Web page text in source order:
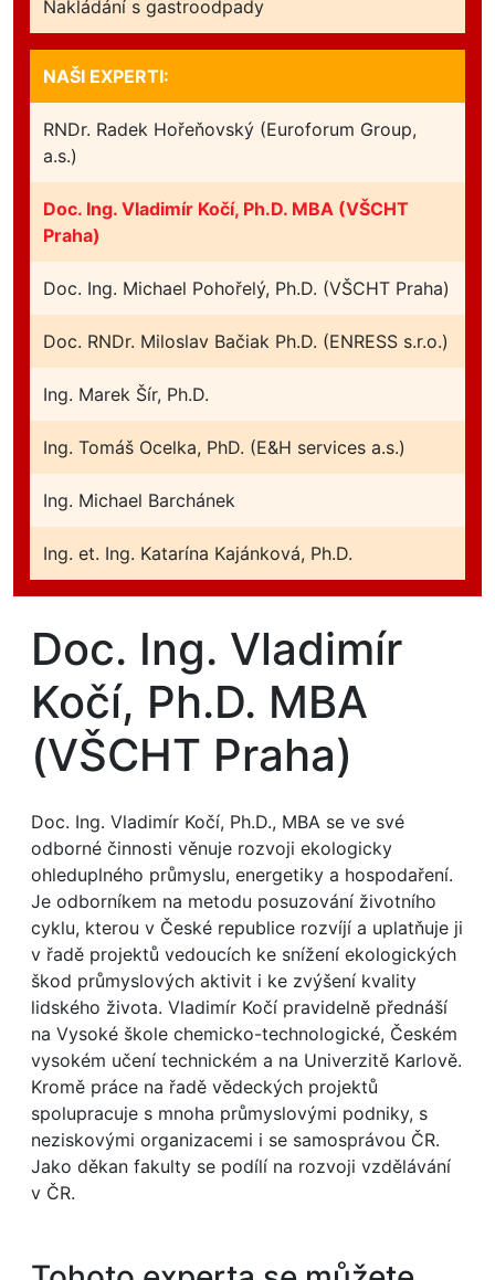
Nakládání s gastroodpady
NAŠI EXPERTI:
RNDr. Radek Hořeňovský (Euroforum Group,
a.s.)
Doc. Ing. Vladimír Kočí, Ph.D. MBA (VŠCHT
Praha)
Doc. Ing. Michael Pohořelý, Ph.D. (VŠCHT Praha)
Doc. RNDr. Miloslav Bačiak Ph.D. (ENRESS s.r.o.)
Ing. Marek Šír, Ph.D.
Ing. Tomáš Ocelka, PhD. (E&H services a.s.)
Ing. Michael Barchánek
Ing. et. Ing. Katarína Kajánková, Ph.D.
Doc. Ing. Vladimír
Kočí, Ph.D. MBA
(VŠCHT Praha)
Doc. Ing. Vladimír Kočí, Ph.D., MBA se ve své
odborné činnosti věnuje rozvoji ekologicky
ohleduplného průmyslu, energetiky a hospodaření.
Je odborníkem na metodu posuzování životního
cyklu, kterou v České republice rozvíjí a uplatňuje ji
v řadě projektů vedoucích ke snížení ekologických
škod průmyslových aktivit i ke zvýšení kvality
lidského života. Vladimír Kočí pravidelně přednáší
na Vysoké škole chemicko-technologické, Českém
vysokém učení technickém a na Univerzitě Karlově.
Kromě práce na řadě vědeckých projektů
spolupracuje s mnoha průmyslovými podniky, s
neziskovými organizacemi i se samosprávou ČR.
Jako děkan fakulty se podílí na rozvoji vzdělávání
v ČR.